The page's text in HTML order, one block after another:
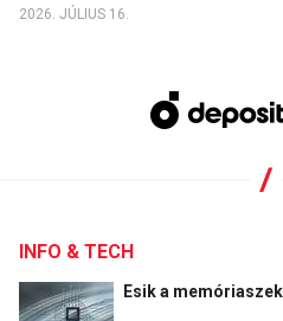
2026. JÚLIUS 16.
INFO & TECH
Esik a